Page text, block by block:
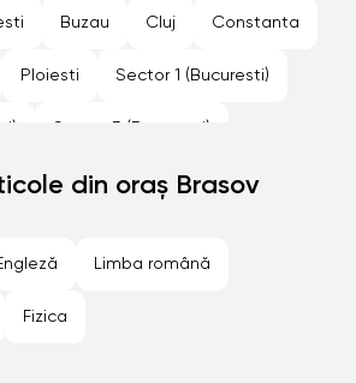
Buzau Cluj Constanta
Ploiesti Sector 1 (Bucuresti)
Sector 3 (Bucuresti)
Sector 5 (Bucuresti)
din oraș Brasov
Limba română
Fizica